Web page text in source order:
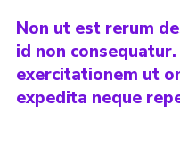
Non ut est rerum
id non
exercitationem ut
expedita neque